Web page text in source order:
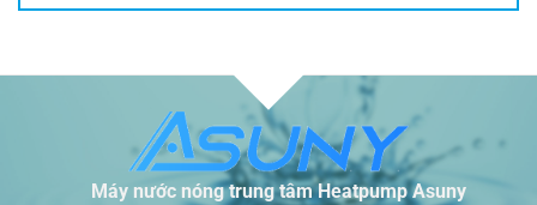
Máy nước nóng trung tâm Heatpump Asuny